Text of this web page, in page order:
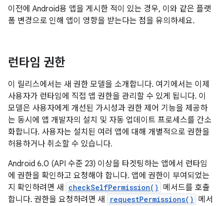
이전에 Android용 앱을 게시한 적이 있는 경우, 이와 같은 플랫
폼 변경으로 인해 앱이 영향을 받는다는 점을 유의하세요.
런타임 권한
이 릴리스에서는 새 권한 모델을 소개합니다. 여기에서는 이제
사용자가 런타임에 직접 앱 권한을 관리할 수 있게 됩니다. 이
모델은 사용자에게 개선된 가시성과 권한 제어 기능을 제공하
는 동시에 앱 개발자의 설치 및 자동 업데이트 프로세스를 간소
화합니다. 사용자는 설치된 여러 앱에 대해 개별적으로 권한을
허용하거나 취소할 수 있습니다.
Android 6.0 (API 수준 23) 이상을 타겟팅하는 앱에서 런타임
에 권한을 확인하고 요청해야 합니다. 앱에 권한이 부여되었는
지 확인하려면 새
checkSelfPermission()
메서드를 호출
합니다. 권한을 요청하려면 새
requestPermissions()
메서